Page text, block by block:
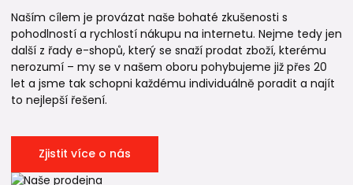
Naším cílem je provázat naše bohaté zkušenosti s
pohodlností a rychlostí nákupu na internetu. Nejme tedy jen
další z řady e-shopů, který se snaží prodat zboží, kterému
nerozumí – my se v našem oboru pohybujeme již přes 20
let a jsme tak schopni každému individuálně poradit a najít
to nejlepší řešení.
Zjistit více o nás